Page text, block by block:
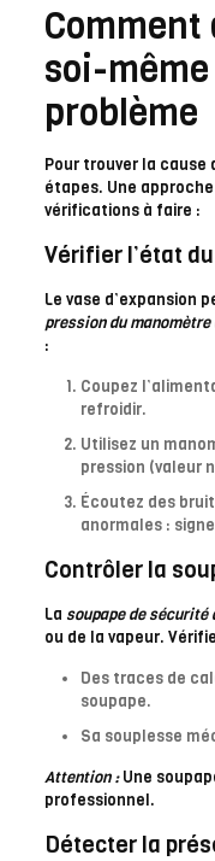
soi-
problème
Pour trouver la cause
étapes. Une
vérifications à faire :
Vérifier l’état
Le vase d’expansion
pression du manomètre
:
Coupez
refroidir.
Utilisez un
pression (valeur
Écoutez des
anormales :
Contrôler la
La soupape de sécurité
ou de la vapeur.
Des traces de
soupape.
Sa souplesse
Attention :Une
professionnel.
Détecter la